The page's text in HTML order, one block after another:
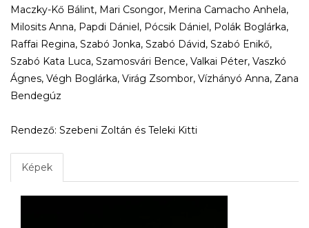
Maczky-Kő Bálint, Mari Csongor, Merina Camacho Anhela,
Milosits Anna, Papdi Dániel, Pócsik Dániel, Polák Boglárka,
Raffai Regina, Szabó Jonka, Szabó Dávid, Szabó Enikő,
Szabó Kata Luca, Szamosvári Bence, Valkai Péter, Vaszkó
Ágnes, Végh Boglárka, Virág Zsombor, Vízhányó Anna, Zana
Bendegúz
Rendező: Szebeni Zoltán és Teleki Kitti
Képek